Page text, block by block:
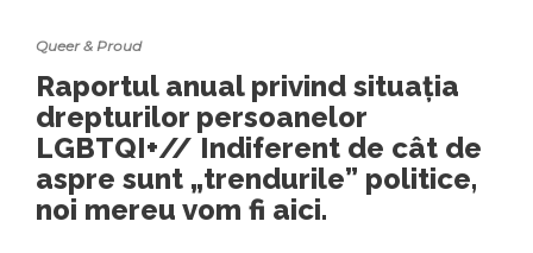
Queer & Proud
Raportul anual privind situația
drepturilor persoanelor
LGBTQI+// Indiferent de cât de
aspre sunt „trendurile” politice,
noi mereu vom fi aici.